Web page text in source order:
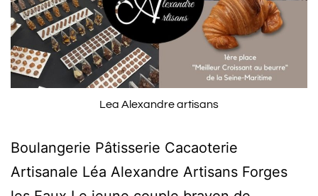
Lea Alexandre artisans
Boulangerie Pâtisserie Cacaoterie
Artisanale Léa Alexandre Artisans Forges